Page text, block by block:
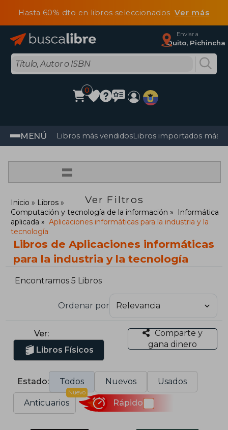
Hasta 60% dto en libros seleccionadosVer más
Enviar a
Quito, Pichincha
0
MENÚ Libros más vendidosLibros importados más
=
Ver Filtros
Inicio
Libros
Computación y tecnología de la información
Informática
aplicada
Aplicaciones informáticas para la industria y la
tecnología
Libros de Aplicaciones informáticas
para la industria y la tecnología
Encontramos 5 Libros
Ordenar por
Ver:
Libros Físicos
Comparte y
gana dinero
Estado: Todos Nuevos Usados
Anticuarios
Nuevo
Rápido